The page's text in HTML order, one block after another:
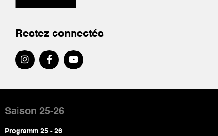
Restez connectés
de
page
Saison 25-26
Programm 25 - 26